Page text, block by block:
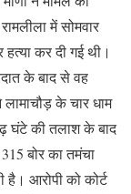
में सोमवार
कर दी गई थी।
के बाद से वह
के चार धाम
घंटे की तलाश के बाद
बोर का तमंचा
आरोपी को कोर्ट